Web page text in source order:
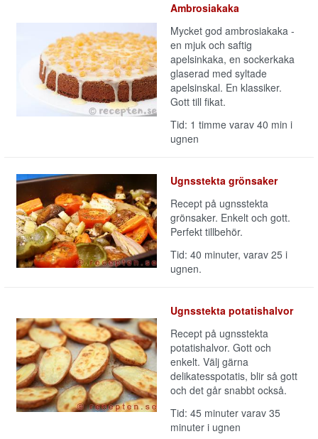
Ambrosiakaka
Mycket god ambrosiakaka -
en mjuk och saftig
apelsinkaka, en sockerkaka
glaserad med syltade
apelsinskal. En klassiker.
Gott till fikat.
Tid: 1 timme varav 40 min i
ugnen
Ugnsstekta grönsaker
Recept på ugnsstekta
grönsaker. Enkelt och gott.
Perfekt tillbehör.
Tid: 40 minuter, varav 25 i
ugnen.
Ugnsstekta potatishalvor
Recept på ugnsstekta
potatishalvor. Gott och
enkelt. Välj gärna
delikatesspotatis, blir så gott
och det går snabbt också.
Tid: 45 minuter varav 35
minuter i ugnen